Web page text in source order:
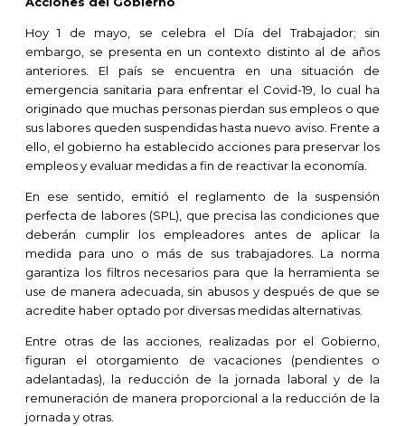
Hoy 1 de mayo, se celebra el Día del Trabajador; sin
embargo, se presenta en un contexto distinto al de años
anteriores. El país se encuentra en una situación de
emergencia sanitaria para enfrentar el Covid-19, lo cual ha
originado que muchas personas pierdan sus empleos o que
sus labores queden suspendidas hasta nuevo aviso. Frente a
ello, el gobierno ha establecido acciones para preservar los
empleos y evaluar medidas a fin de reactivar la economía.
En ese sentido, emitió el reglamento de la suspensión
perfecta de labores (SPL), que precisa las condiciones que
deberán cumplir los empleadores antes de aplicar la
medida para uno o más de sus trabajadores. La norma
garantiza los filtros necesarios para que la herramienta se
use de manera adecuada, sin abusos y después de que se
acredite haber optado por diversas medidas alternativas.
Entre otras de las acciones, realizadas por el Gobierno,
figuran el otorgamiento de vacaciones (pendientes o
adelantadas), la reducción de la jornada laboral y de la
remuneración de manera proporcional a la reducción de la
jornada y otras.